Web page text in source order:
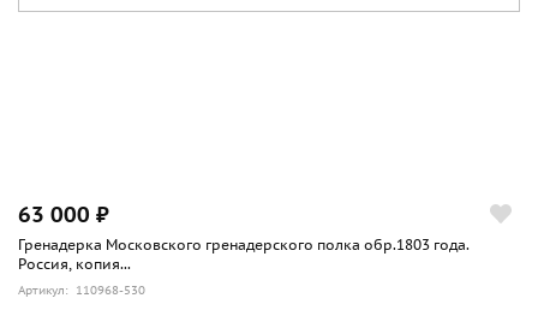
63 000 ₽
Гренадерка Московского гренадерского полка обр.1803 года.
Россия, копия...
Артикул: 110968-530